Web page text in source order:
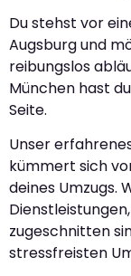
Du stehst vor
Augsburg und
reibungslos
München hast
Seite.
Unser
kümmert sich
deines Umzugs.
zugeschnitten
stressfreisten